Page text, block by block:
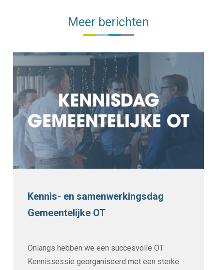
Meer berichten
Kennis- en samenwerkingsdag
Gemeentelijke OT
Onlangs hebben we een succesvolle OT
Kennissessie georganiseerd met een sterke